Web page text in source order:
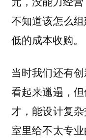
不知道该怎么
低的成本收购。
当时我们还有
看起来邋遢，
才，能设计复
室里给不太专